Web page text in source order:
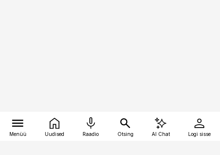
Menüü Uudised Raadio Otsing AI Chat Logi sisse